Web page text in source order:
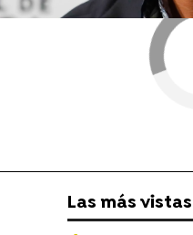
Las más vistas